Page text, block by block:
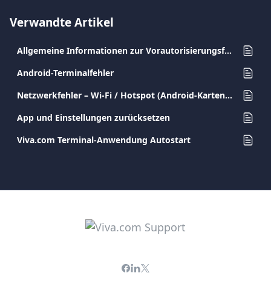
Verwandte Artikel
Allgemeine Informationen zur Vorautorisierungsfunktion
Android-Terminalfehler
Netzwerkfehler – Wi-Fi / Hotspot (Android-Kartenterminals)
App und Einstellungen zurücksetzen
Viva.com Terminal-Anwendung Autostart